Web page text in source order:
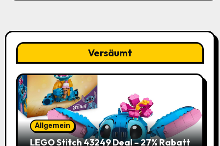
Versäumt
Allgemein
LEGO Stitch 43249 Deal – 27% Rabatt